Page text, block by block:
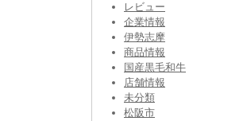
レビュー
企業情報
伊勢志摩
商品情報
国産黒毛和牛
店舗情報
未分類
松阪市